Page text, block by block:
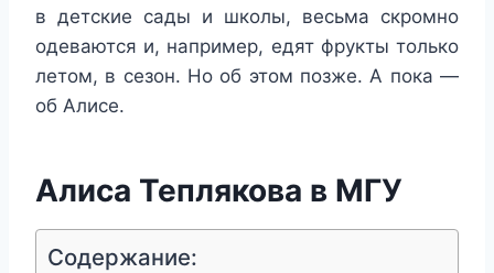
в детские сады и школы, весьма скромно
одеваются и, например, едят фрукты только
летом, в сезон. Но об этом позже. А пока —
об Алисе.
Алиса Теплякова в МГУ
Содержание: